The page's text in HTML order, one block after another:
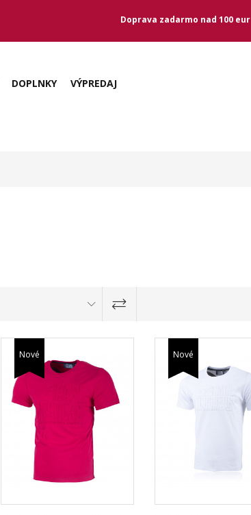
Doprava zadarmo nad 100 eur
DOPLNKY VÝPREDAJ
Nové Nové